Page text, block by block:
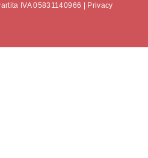
IVA 05831140966 | Privacy